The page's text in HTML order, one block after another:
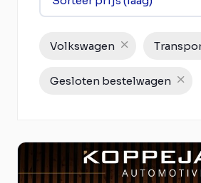
Volkswagen
Gesloten bestelwagen